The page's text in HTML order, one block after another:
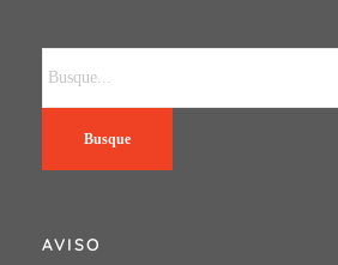
Busque
AVISO